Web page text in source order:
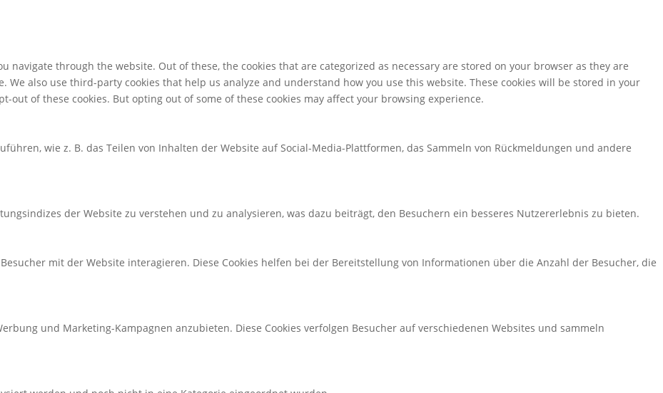
navigate through the website. Out of these, the cookies that are categorized as necessary are stored on your browser as they are
also use third-party cookies that help us analyze and understand how you use this website. These cookies will be stored in your
out of these cookies. But opting out of some of these cookies may affect your browsing experience.
wie z. B. das Teilen von Inhalten der Website auf Social-Media-Plattformen, das Sammeln von Rückmeldungen und andere
der Website zu verstehen und zu analysieren, was dazu beiträgt, den Besuchern ein besseres Nutzererlebnis zu bieten.
mit der Website interagieren. Diese Cookies helfen bei der Bereitstellung von Informationen über die Anzahl der Besucher, die
und Marketing-Kampagnen anzubieten. Diese Cookies verfolgen Besucher auf verschiedenen Websites und sammeln